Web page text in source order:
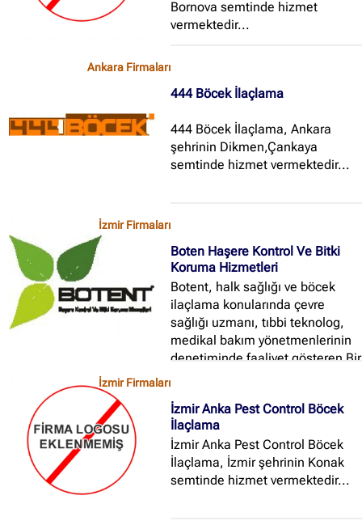
Bornova semtinde hizmet
vermektedir...
Ankara Firmaları
444 Böcek İlaçlama
444 Böcek İlaçlama, Ankara
şehrinin Dikmen,Çankaya
semtinde hizmet vermektedir...
İzmir Firmaları
Boten Haşere Kontrol Ve Bitki
Koruma Hizmetleri
Botent, halk sağlığı ve böcek
ilaçlama konularında çevre
sağlığı uzmanı, tıbbi teknolog,
medikal bakım yönetmenlerinin
denetiminde faaliyet gösteren Bir
hizmetlerimizin halk ve çevre
sağlığını korumaya yönelik
tutumumuzu daha da öne
çıkardık ve yasalara uygun
hizmet veren böcek ilaçlama
İzmir Firmaları
İzmir Anka Pest Control Böcek
İlaçlama
İzmir Anka Pest Control Böcek
İlaçlama, İzmir şehrinin Konak
semtinde hizmet vermektedir...